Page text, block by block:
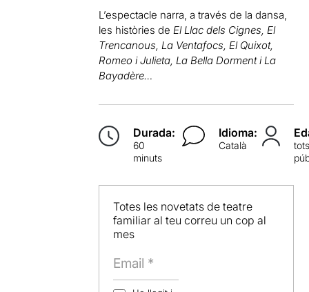
L’espectacle narra, a través de la dansa,
les històries de El Llac dels Cignes, El
Trencanous, La Ventafocs, El Quixot,
Romeo i Julieta, La Bella Dorment i La
Bayadère…
Durada:
60
minuts
Idioma:
Català
Totes les novetats de teatre
familiar al teu correu un cop al
mes